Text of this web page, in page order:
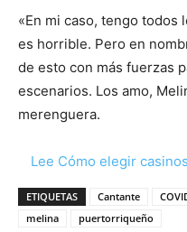
«En mi caso, tengo todos
es horrible. Pero en
de esto con más fuerzas
escenarios. Los amo,
merenguera.
Lee Cómo elegir
ETIQUETAS Cantante
melina
puertorriqueño